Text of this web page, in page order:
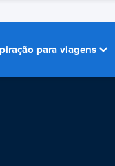
para viagens